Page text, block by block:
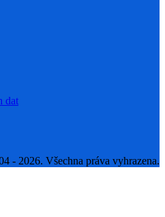
dat
- 2026. Všechna práva vyhrazena.